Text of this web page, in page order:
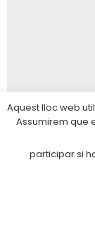
A Cals
El
Aquest lloc web
Assumirem que
participar si